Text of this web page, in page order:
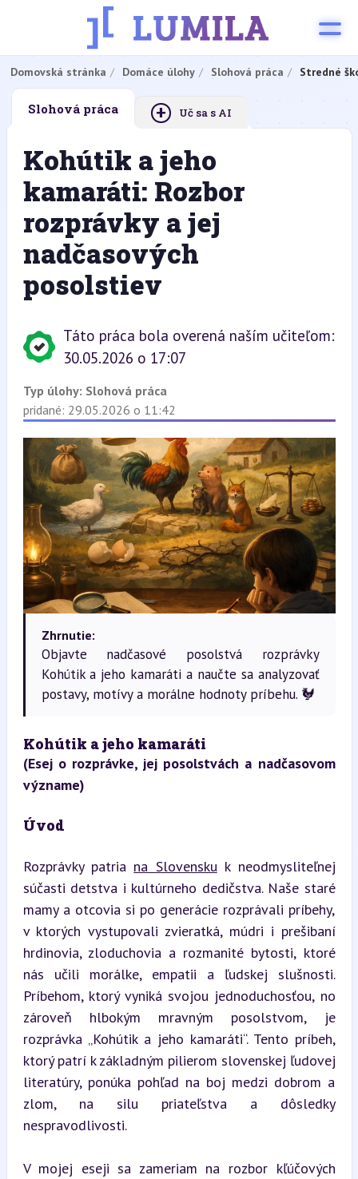
Domovská stránka Domáce úlohy Slohová práca Stredné
Slohová práca + Uč sa s AI
Kohútik a jeho
kamaráti: Rozbor
rozprávky a jej
nadčasových
posolstiev
Táto práca bola overená naším učiteľom:
30.05.2026 o 17:07
Typ úlohy: Slohová práca
pridané: 29.05.2026 o 11:42
Zhrnutie:
Objavte nadčasové posolstvá rozprávky
Kohútik a jeho kamaráti a naučte sa analyzovať
postavy, motívy a morálne hodnoty príbehu. 🐓
Kohútik a jeho kamaráti
(Esej o rozprávke, jej posolstvách a nadčasovom
význame)
Úvod
Rozprávky patria na Slovensku k neodmysliteľnej
súčasti detstva i kultúrneho dedičstva. Naše staré
mamy a otcovia si po generácie rozprávali príbehy,
v ktorých vystupovali zvieratká, múdri i prešibaní
hrdinovia, zloduchovia a rozmanité bytosti, ktoré
nás učili morálke, empatii a ľudskej slušnosti.
Príbehom, ktorý vyniká svojou jednoduchosťou, no
zároveň hlbokým mravným posolstvom, je
rozprávka „Kohútik a jeho kamaráti“. Tento príbeh,
ktorý patrí k základným pilierom slovenskej ľudovej
literatúry, ponúka pohľad na boj medzi dobrom a
zlom, na silu priateľstva a dôsledky
nespravodlivosti.
V mojej eseji sa zameriam na rozbor kľúčových